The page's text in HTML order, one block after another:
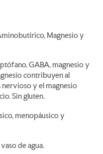
Magnesio y
GABA, magnesio y
contribuyen al
y el magnesio
Sin gluten.
menopáusico y
de agua.